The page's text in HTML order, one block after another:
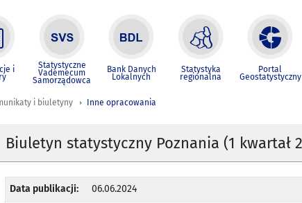
i Statystyczne
Vademecum
Samorządowca
Bank Danych
Lokalnych
Statystyka
regionalna
Portal
Geostatystyczny
i biuletyny Inne opracowania
Biuletyn statystyczny Poznania (1 kwartał
Data publikacji: 06.06.2024